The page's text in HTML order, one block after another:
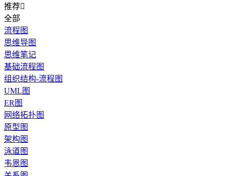
推荐
全部
流程图
思维导图
思维笔记
基础流程图
组织结构-流程图
UML图
ER图
网络拓扑图
原型图
架构图
泳道图
韦恩图